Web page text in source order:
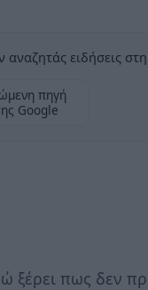
ειδήσεις
πηγή
Google
ξέρει πως δεν